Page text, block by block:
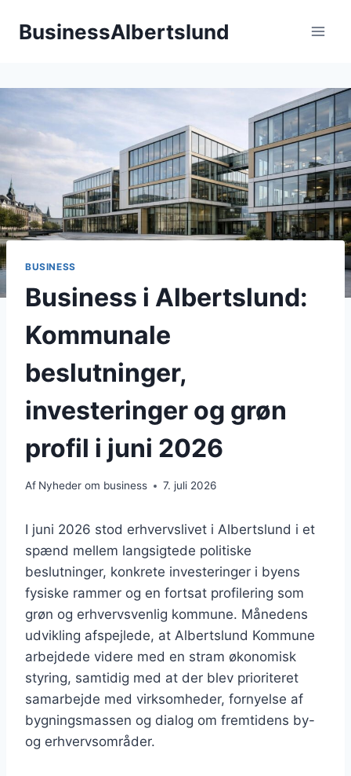
BusinessAlbertslund
BUSINESS
Business i Albertslund:
Kommunale
beslutninger,
investeringer og grøn
profil i juni 2026
Af Nyheder om business 7. juli 2026
I juni 2026 stod erhvervslivet i Albertslund i et
spænd mellem langsigtede politiske
beslutninger, konkrete investeringer i byens
fysiske rammer og en fortsat profilering som
grøn og erhvervsvenlig kommune. Månedens
udvikling afspejlede, at Albertslund Kommune
arbejdede videre med en stram økonomisk
styring, samtidig med at der blev prioriteret
samarbejde med virksomheder, fornyelse af
bygningsmassen og dialog om fremtidens by-
og erhvervsområder.